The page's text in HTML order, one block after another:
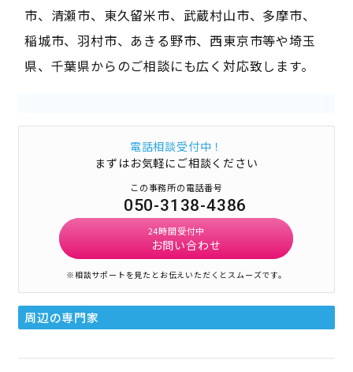
市、清瀬市、東久留米市、武蔵村山市、多摩市、
稲城市、羽村市、あきる野市、西東京市等や埼玉
県、千葉県からのご相談にも広く対応致します。
電話相談受付中！
まずはお気軽にご相談ください
この事務所の電話番号
050-3138-4386
24時間受付中
お問い合わせ
※相談サポートを見たとお伝えいただくとスムーズです。
周辺の専門家